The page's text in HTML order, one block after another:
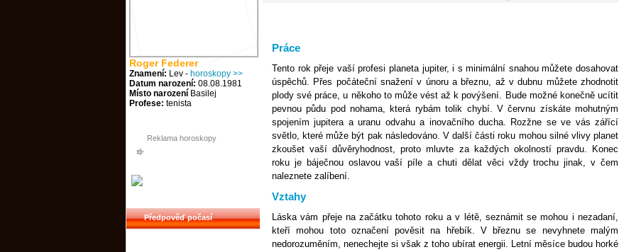
Roger Federer
Znamení: Lev - horoskopy >>
Datum narození: 08.08.1981
Místo narození Basilej
Profese: tenista
Reklama horoskopy
Předpověď počasí
Práce
Tento rok přeje vaší profesi planeta jupiter, i s minimální snahou můžete dosahovat
úspěchů. Přes počáteční snažení v únoru a březnu, až v dubnu můžete zhodnotit
plody své práce, u někoho to může vést až k povýšení. Bude možné konečně ucítit
pevnou půdu pod nohama, která rybám tolik chybí. V červnu získáte mohutným
spojením jupitera a uranu odvahu a inovačního ducha. Rozžne se ve vás zářící
světlo, které může být pak následováno. V další části roku mohou silné vlivy planet
zkoušet vaší důvěryhodnost, proto mluvte za každých okolností pravdu. Konec
roku je báječnou oslavou vaší píle a chuti dělat věci vždy trochu jinak, v čem
naleznete zalíbení.
Vztahy
Láska vám přeje na začátku tohoto roku a v létě, seznámit se mohou i nezadaní,
kteří mohou toto označení pověsit na hřebík. V březnu se nevyhnete malým
nedorozuměním, nenechejte si však z toho ubírat energii. Letní měsíce budou horké